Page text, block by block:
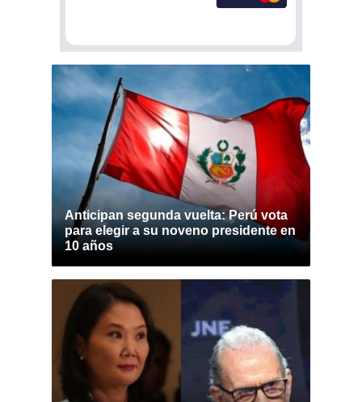
Anticipan segunda vuelta: Perú vota
para elegir a su noveno presidente en
10 años